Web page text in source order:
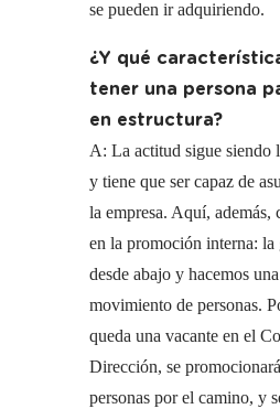
se pueden ir adquiriendo.
¿Y qué
tener una persona
en estructura?
A: La actitud sigue siendo
y tiene que ser capaz de
la empresa. Aquí, además,
en la promoción interna: la
desde abajo y hacemos
movimiento de personas.
queda una vacante en el
Dirección, se
personas por el camino, y